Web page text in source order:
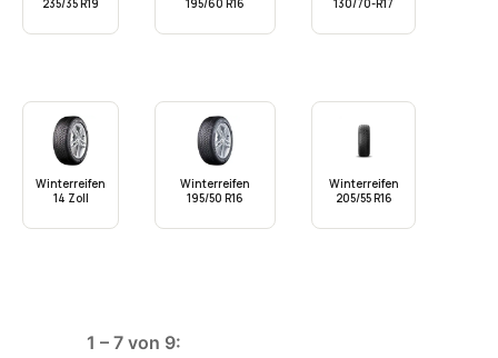
235/35 R19
195/60 R16
130/70-R17
Winterreifen
14 Zoll
Winterreifen
195/50 R16
Winterreifen
205/55 R16
1 – 7 von 9: